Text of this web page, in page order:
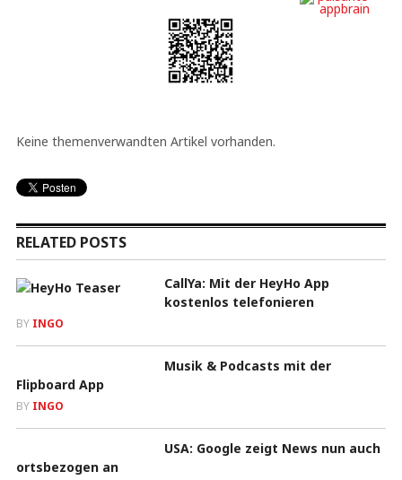
Keine themenverwandten Artikel vorhanden.
RELATED POSTS
CallYa: Mit der HeyHo App
kostenlos telefonieren
BY INGO
Musik & Podcasts mit der
Flipboard App
BY INGO
USA: Google zeigt News nun auch
ortsbezogen an